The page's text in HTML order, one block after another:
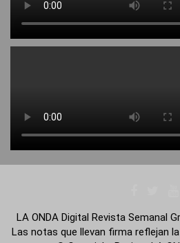
LA ONDA Digital Revista Semanal
Las notas que llevan firma reflejan